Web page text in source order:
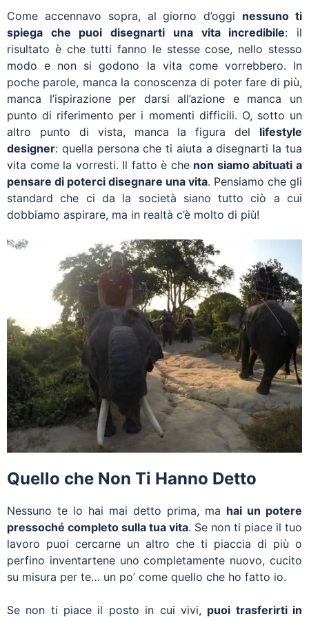
Come accennavo sopra, al giorno d’oggi nessuno ti
spiega che puoi disegnarti una vita incredibile: il
risultato è che tutti fanno le stesse cose, nello stesso
modo e non si godono la vita come vorrebbero. In
poche parole, manca la conoscenza di poter fare di più,
manca l’ispirazione per darsi all’azione e manca un
punto di riferimento per i momenti difficili. O, sotto un
altro punto di vista, manca la figura del lifestyle
designer: quella persona che ti aiuta a disegnarti la tua
vita come la vorresti. Il fatto è che non siamo abituati a
pensare di poterci disegnare una vita. Pensiamo che gli
standard che ci da la società siano tutto ciò a cui
dobbiamo aspirare, ma in realtà c’è molto di più!
Quello che Non Ti Hanno Detto
Nessuno te lo hai mai detto prima, ma hai un potere
pressoché completo sulla tua vita. Se non ti piace il tuo
lavoro puoi cercarne un altro che ti piaccia di più o
perfino inventartene uno completamente nuovo, cucito
su misura per te… un po’ come quello che ho fatto io.
Se non ti piace il posto in cui vivi, puoi trasferirti in